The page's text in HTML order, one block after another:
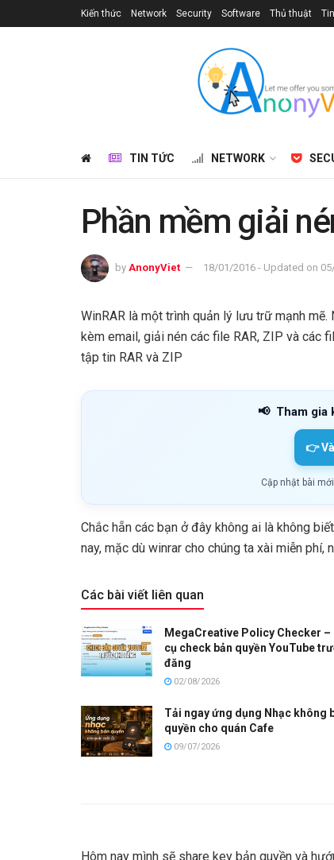
Kiến thức Network Security Software Thủ thuật
TIN TỨC NETWORK
Phần mềm giải
by AnonyViet 18/01/2016 - Updated on
WinRAR là một trình quản lý lưu trữ mạnh
kèm email, giải nén các file RAR, ZIP và các
tập tin RAR và ZIP
📢 Tham gia
👉
Cập nhật bài
Chắc hẵn các bạn ở đây không ai là không
nay, mặc dù winrar cho chúng ta xài miễn
Các bài viết liên quan
MegaCreative Policy Checker –
cụ check bản quyền YouTube
đăng
02/08/2026
Tải ngay ứng dụng Nhạc không
quyền cho quán Cafe
09/07/2026
Hôm nay mình sẽ share key bản quyền và